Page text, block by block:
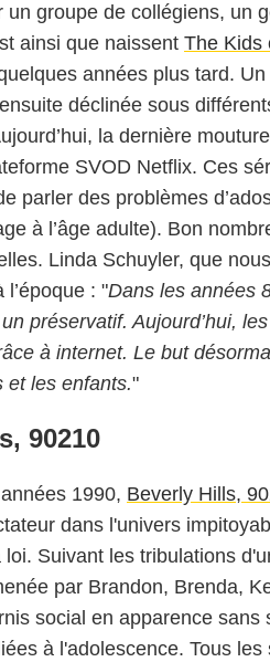
un groupe de collégiens, un
ainsi que naissent The Kids
années plus tard.
déclinée sous
la dernière
SVOD Netflix. Ces
parler des problèmes
à l’âge adulte). Bon
Linda Schuyler, que
l’époque : "Dans les années
préservatif. Aujourd’hui,
à internet. Le but
et les enfants."
90210
1990, Beverly Hills,
dans l'univers
loi. Suivant les tribulations
par Brandon, Brenda,
social en apparence
à l'adolescence. Tous